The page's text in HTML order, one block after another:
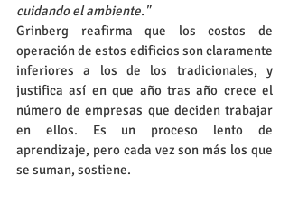
cuidando el ambiente."
Grinberg reafirma que los costos de
operación de estos edificios son claramente
inferiores a los de los tradicionales, y
justifica así en que año tras año crece el
número de empresas que deciden trabajar
en ellos. Es un proceso lento de
aprendizaje, pero cada vez son más los que
se suman, sostiene.